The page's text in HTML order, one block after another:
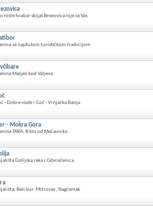
niste hrabar skijaš Brezovica nije za Vas
sa najdužom turističkom tradicijom
Maljen kod Valjeva
- Dobre vode i Goč - Vrnjačka Banja
- Mokra Gora
TARA, 8 km od Mećavnika
Golijska reka i Odvraćenica
Beli bor, Mitrovac, Nagramak